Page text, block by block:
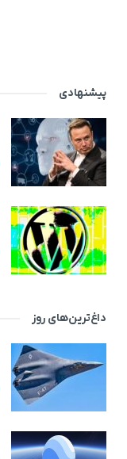
پیشنهادی
داغ‌ترین‌های روز